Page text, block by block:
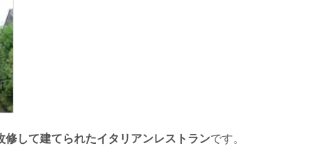
修して建てられたイタリアンレストランです。